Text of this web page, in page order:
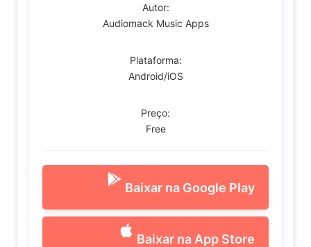
Autor:
Audiomack Music Apps
Plataforma:
Android/iOS
Preço:
Free
Baixar na Google Play
Baixar na App Store